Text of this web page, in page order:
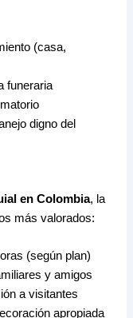
(casa,
funeraria
digno del
en Colombia, la
más valorados:
(según plan)
y amigos
a visitantes
apropiada